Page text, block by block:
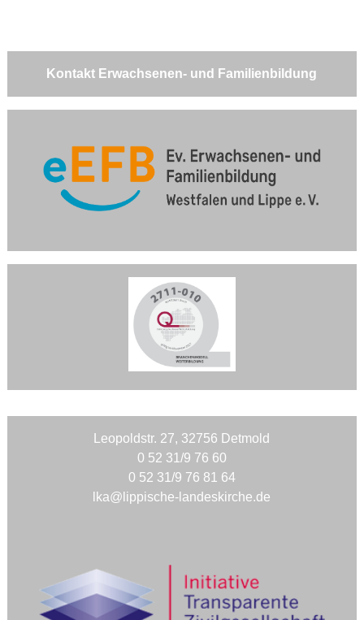
Kontakt Erwachsenen- und Familienbildung
Leopoldstr. 27, 32756 Detmold
0 52 31/9 76 60
0 52 31/9 76 81 64
lka@lippische-landeskirche.de